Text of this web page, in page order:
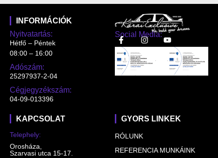
Social Media:
INFORMÁCIÓK
Nyitvatartás:
Hétfő – Péntek
08:00 – 16:00
Adószám:
25297937-2-04
Cégjegyzékszám:
04-09-013396
GYORS LINKEK
RÓLUNK
REFERENCIA MUNKÁINK
KAPCSOLAT
Telephely:
Orosháza,
Szarvasi utca 15-17.